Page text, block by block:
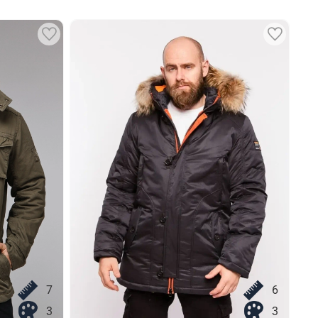
7
3
6
3